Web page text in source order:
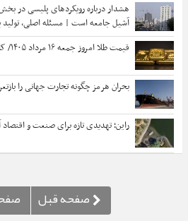
هشدار درباره رویکردهای پلیسی در
آشیل جامعه است | مسئله اصلی،
دولتی!
قیمت طلا امروز جمعه ۱۶ مرداد ۱۴۰۵/ کاهش قیمت طلا
بحران هرمز چگونه تجارت جهانی را
راین؛ تهدیدی تازه برای صنعت و اقتصاد